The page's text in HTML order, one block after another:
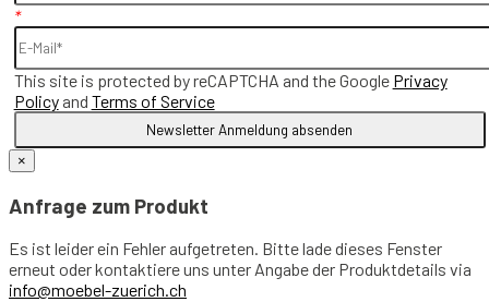
*
This site is protected by reCAPTCHA and the Google Privacy
Policyand Terms of Service
×
Anfrage zum Produkt
Es ist leider ein Fehler aufgetreten. Bitte lade dieses Fenster
erneut oder kontaktiere uns unter Angabe der Produktdetails via
info@moebel-zuerich.ch